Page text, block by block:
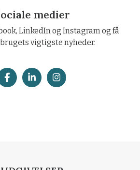
medier
LinkedIn og Instagram og få
vigtigste nyheder.